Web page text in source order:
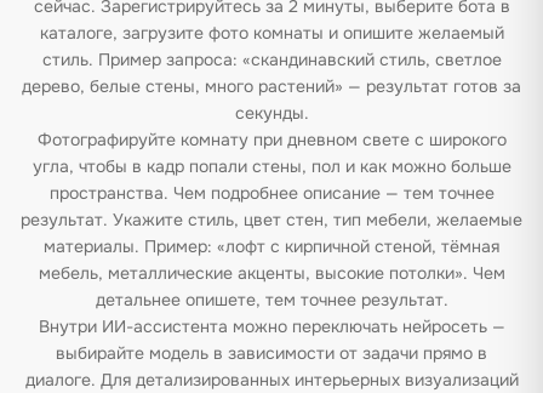
сейчас. Зарегистрируйтесь за 2 минуты, выберите бота в
каталоге, загрузите фото комнаты и опишите желаемый
стиль. Пример запроса: «скандинавский стиль, светлое
дерево, белые стены, много растений» — результат готов за
секунды.
Фотографируйте комнату при дневном свете с широкого
угла, чтобы в кадр попали стены, пол и как можно больше
пространства. Чем подробнее описание — тем точнее
результат. Укажите стиль, цвет стен, тип мебели, желаемые
материалы. Пример: «лофт с кирпичной стеной, тёмная
мебель, металлические акценты, высокие потолки». Чем
детальнее опишете, тем точнее результат.
Внутри ИИ-ассистента можно переключать нейросеть —
выбирайте модель в зависимости от задачи прямо в
диалоге. Для детализированных интерьерных визуализаций